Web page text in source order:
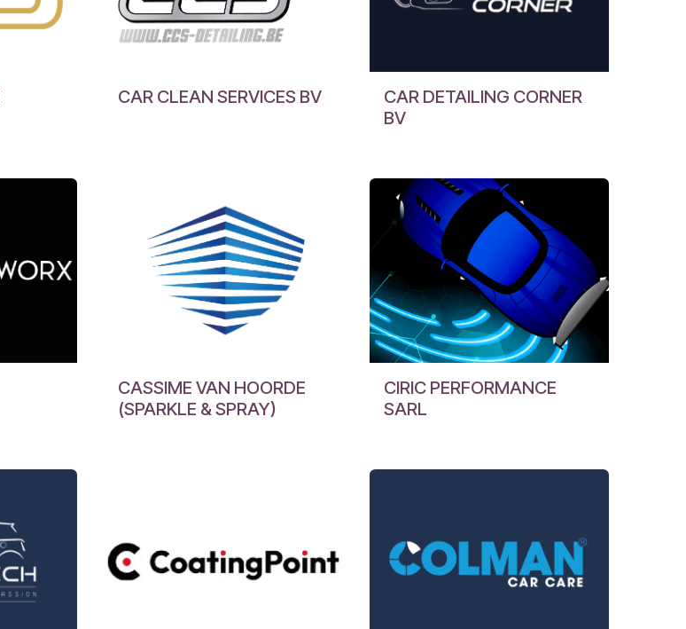
CAR CLEAN SERVICES BV
CAR DETAILING CORNER
BV
CASSIME VAN HOORDE
(SPARKLE & SPRAY)
CIRIC PERFORMANCE
SARL